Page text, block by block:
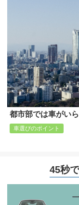
都市部では車がい
車選びのポイント
45秒